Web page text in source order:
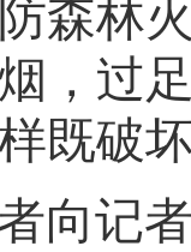
森林
， 过
既破
向记